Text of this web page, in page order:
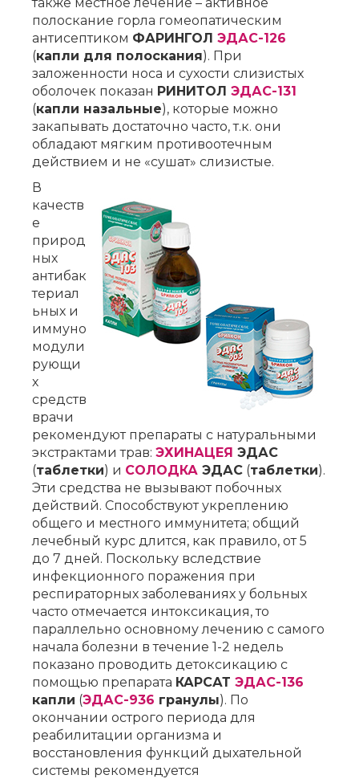
полоскание горла гомеопатическим
антисептиком ФАРИНГОЛ ЭДАС-126
(капли для полоскания). При
заложенности носа и сухости слизистых
оболочек показан РИНИТОЛ ЭДАС-131
(капли назальные), которые можно
закапывать достаточно часто, т.к. они
обладают мягким противоотечным
действием и не «сушат» слизистые.
В
качеств
е
природ
ных
антибак
териал
ьных и
иммуно
модули
рующи
х
средств
врачи
рекомендуют препараты с натуральными
экстрактами трав: ЭХИНАЦЕЯ ЭДАС
(таблетки) и СОЛОДКА ЭДАС (таблетки).
Эти средства не вызывают побочных
действий. Способствуют укреплению
общего и местного иммунитета; общий
лечебный курс длится, как правило, от 5
до 7 дней. Поскольку вследствие
инфекционного поражения при
респираторных заболеваниях у больных
часто отмечается интоксикация, то
параллельно основному лечению с самого
начала болезни в течение 1-2 недель
показано проводить детоксикацию с
помощью препарата КАРСАТ ЭДАС-136
капли (ЭДАС-936 гранулы). По
окончании острого периода для
реабилитации организма и
восстановления функций дыхательной
системы рекомендуется